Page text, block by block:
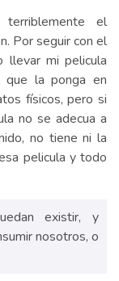
el
Por seguir con el
llevar mi pelicula
que la ponga en
físicos, pero si
no se adecua a
no tiene ni la
pelicula y todo
existir, y
nosotros, o